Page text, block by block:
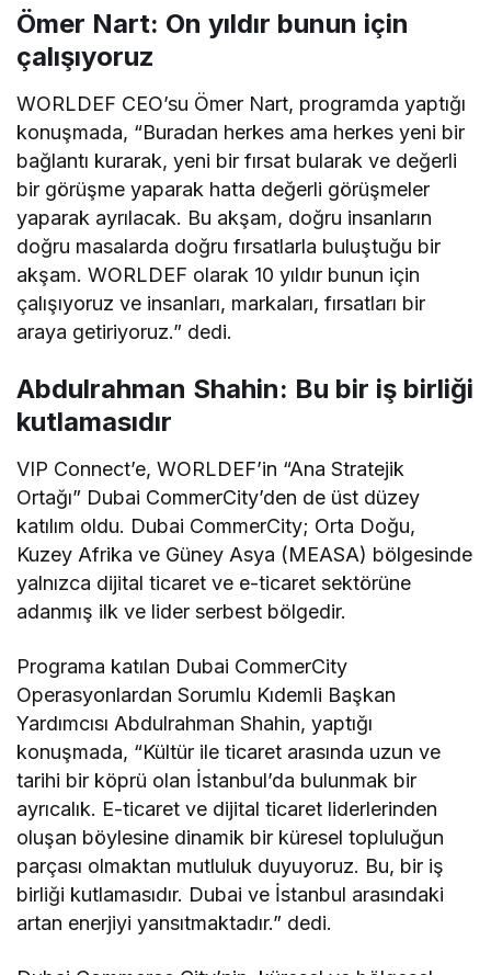
Ömer Nart: On yıldır bunun için
çalışıyoruz
WORLDEF CEO’su Ömer Nart, programda yaptığı
konuşmada, “Buradan herkes ama herkes yeni bir
bağlantı kurarak, yeni bir fırsat bularak ve değerli
bir görüşme yaparak hatta değerli görüşmeler
yaparak ayrılacak. Bu akşam, doğru insanların
doğru masalarda doğru fırsatlarla buluştuğu bir
akşam. WORLDEF olarak 10 yıldır bunun için
çalışıyoruz ve insanları, markaları, fırsatları bir
araya getiriyoruz.” dedi.
Abdulrahman Shahin: Bu bir iş birliği
kutlamasıdır
VIP Connect’e, WORLDEF’in “Ana Stratejik
Ortağı” Dubai CommerCity’den de üst düzey
katılım oldu. Dubai CommerCity; Orta Doğu,
Kuzey Afrika ve Güney Asya (MEASA) bölgesinde
yalnızca dijital ticaret ve e-ticaret sektörüne
adanmış ilk ve lider serbest bölgedir.
Programa katılan Dubai CommerCity
Operasyonlardan Sorumlu Kıdemli Başkan
Yardımcısı Abdulrahman Shahin, yaptığı
konuşmada, “Kültür ile ticaret arasında uzun ve
tarihi bir köprü olan İstanbul’da bulunmak bir
ayrıcalık. E-ticaret ve dijital ticaret liderlerinden
oluşan böylesine dinamik bir küresel topluluğun
parçası olmaktan mutluluk duyuyoruz. Bu, bir iş
birliği kutlamasıdır. Dubai ve İstanbul arasındaki
artan enerjiyi yansıtmaktadır.” dedi.